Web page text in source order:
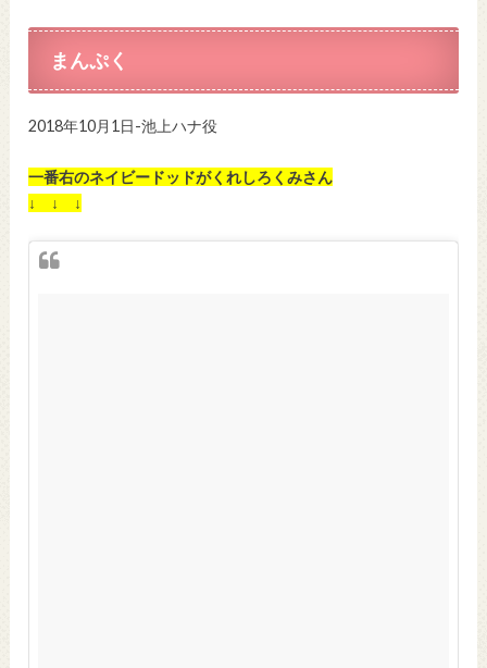
まんぷく
2018年10月1日-池上ハナ役
一番右のネイビードッドがくれしろくみさん
↓ ↓ ↓